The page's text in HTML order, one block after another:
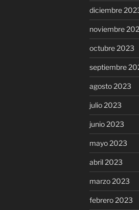
diciembre
noviembre
octubre 2023
septiembre
agosto 2023
julio 2023
junio 2023
mayo 2023
abril 2023
marzo 2023
febrero 2023